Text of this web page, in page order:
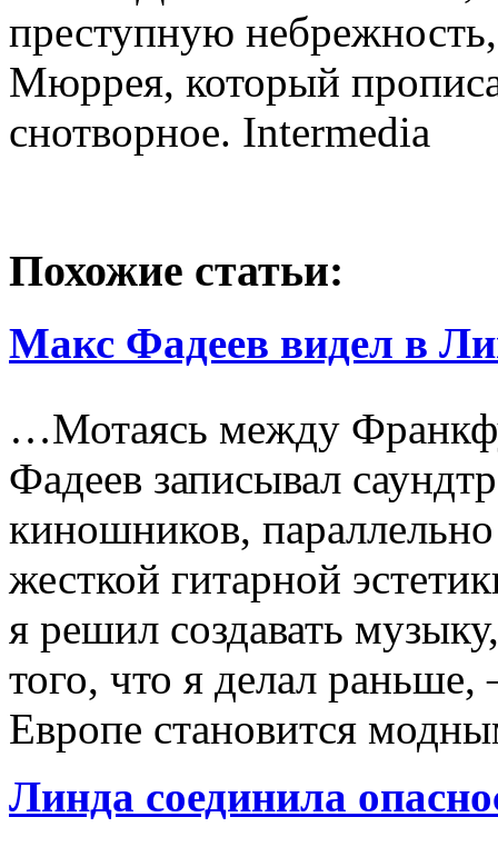
преступную
Мюррея, который
снотворное. Intermedia
Похожие статьи:
Макс Фадеев видел в
…Мотаясь между
Фадеев записывал
киношников,
жесткой гитарной
я решил создавать
того, что я делал
Европе становится
Линда соединила